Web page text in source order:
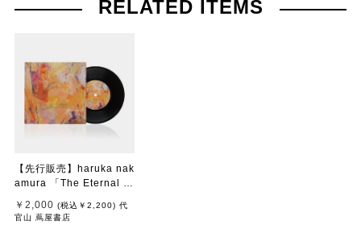
RELATED ITEMS
【先行販売】haruka nak
amura 「The Eternal Vi
￥2,000 (税込 ￥2,200) 代
官山 蔦屋書店